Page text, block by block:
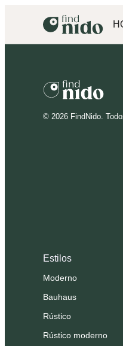
© 2026 FindNido.
Estilos
Moderno
Bauhaus
Rústico
Rústico moderno